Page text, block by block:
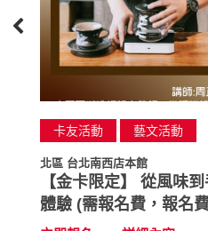
卡友活動 藝文活動
北區 台北南西店本館
【金卡限定】 從風味
體驗 (需報名費，報名